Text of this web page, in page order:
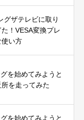
グザテレビに取り
！VESA変換プレ
い方
を始めてみようと
を走ってみた
を始めてみようと